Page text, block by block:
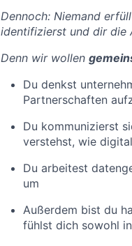
Dennoch: Niemand
identifizierst und dir die
Denn wir wollen
Du denkst
Partnerschaften
Du kommunizierst
verstehst, wie
Du arbeitest
um
Außerdem bist du
fühlst dich sowohl